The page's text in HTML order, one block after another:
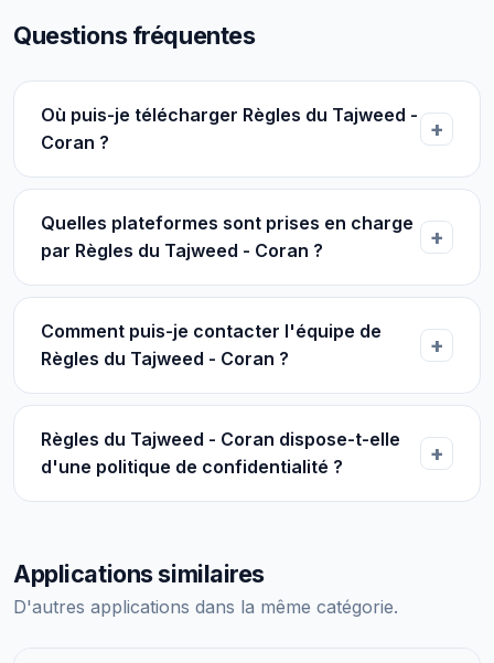
Questions fréquentes
Où puis-je télécharger Règles du Tajweed -
Coran ?
Quelles plateformes sont prises en charge
par Règles du Tajweed - Coran ?
Comment puis-je contacter l'équipe de
Règles du Tajweed - Coran ?
Règles du Tajweed - Coran dispose-t-elle
d'une politique de confidentialité ?
Applications similaires
D'autres applications dans la même catégorie.